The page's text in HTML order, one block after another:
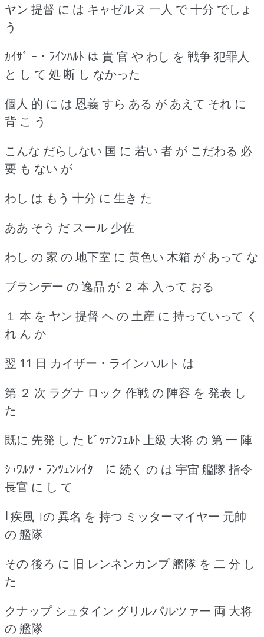
ヤン 提督 に は キャゼルヌ 一人 で 十分 でしょ
う
ｶｲｻﾞ ｰ ･ ﾗｲﾝﾊﾙﾄ は 貴 官 や わし を 戦争 犯罪人
と し て 処 断 し なかった
個人 的 に は 恩義 すら ある が あえて それ に
背 こ う
こんな だらしない 国 に 若い 者 が こだわる 必
要 も ない が
わし は もう 十分 に 生き た
ああ そう だ スール 少佐
わし の 家 の 地下室 に 黄色い 木箱 が あって な
ブランデー の 逸品 が ２ 本 入って おる
１ 本 を ヤン 提督 へ の 土産 に 持っていって く
れ ん か
翌 11 日 カイザー ･ ラインハルト は
第 ２ 次 ラグナ ロック 作戦 の 陣容 を 発表 し
た
既に 先発 し た ﾋﾞｯﾃﾝﾌｪﾙﾄ 上級 大将 の 第 一 陣
ｼｭﾜﾙﾂ ･ ﾗﾝﾂｪﾝﾚｲﾀ ｰ に 続く の は 宇宙 艦隊 指令
長官 に し て
｢疾風 ｣の 異名 を 持つ ミッターマイヤー 元帥
の 艦隊
その 後ろ に 旧 レンネンカンプ 艦隊 を 二 分 し
た
クナップ シュタイン グリルパルツァー 両 大将
の 艦隊